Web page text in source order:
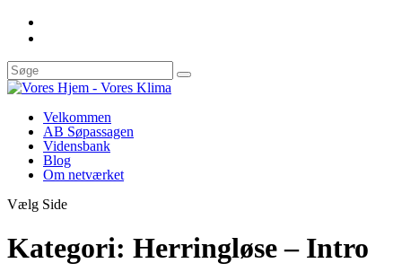
Velkommen
AB Søpassagen
Vidensbank
Blog
Om netværket
Vælg Side
Kategori: Herringløse – Intro